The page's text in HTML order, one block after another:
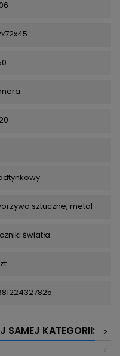
sztuczne, metal
światła
SAMEJ KATEGORII:
>
<